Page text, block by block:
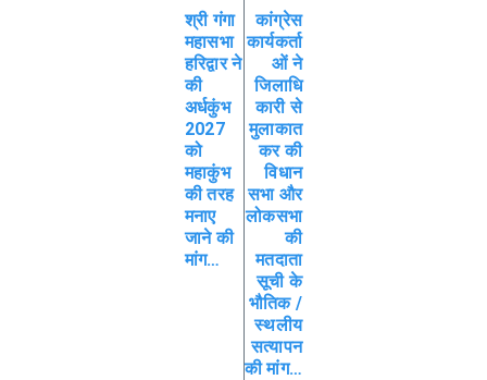
श्री गंगा
महासभा
हरिद्वार ने
की
अर्धकुंभ
2027
को
महाकुंभ
की तरह
मनाए
जाने की
मांग…
कांग्रेस
कार्यकर्ता
ओं ने
जिलाधि
कारी से
मुलाकात
कर की
विधान
सभा और
लोकसभा
की
मतदाता
सूची के
भौतिक /
स्थलीय
सत्यापन
की मांग…